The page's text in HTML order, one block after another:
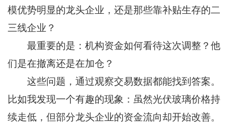
模优势明显的龙头企业，还是那些靠补贴生存的二
三线企业？
最重要的是：机构资金如何看待这次调整？他
们是在撤离还是在加仓？
这些问题，通过观察交易数据都能找到答案。
比如我发现一个有趣的现象：虽然光伏玻璃价格持
续走低，但部分龙头企业的资金流向却开始改善。